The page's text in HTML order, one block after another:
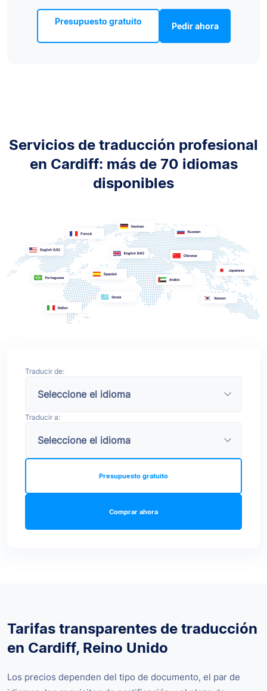
Presupuesto gratuito Pedir ahora
Servicios de traducción profesional
en Cardiff: más de 70 idiomas
disponibles
Traducir de:
Traducir a:
Comprar ahora
Presupuesto gratuito
Tarifas transparentes de traducción
en Cardiff, Reino Unido
Los precios dependen del tipo de documento, el par de